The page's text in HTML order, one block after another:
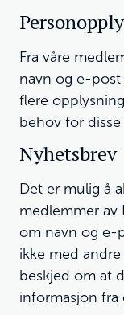
Fra våre
navn og e-post
flere
behov for
Nyhetsbrev
Det er mulig å
medlemmer av
om navn og e-
ikke med
beskjed om at
informasjon fra